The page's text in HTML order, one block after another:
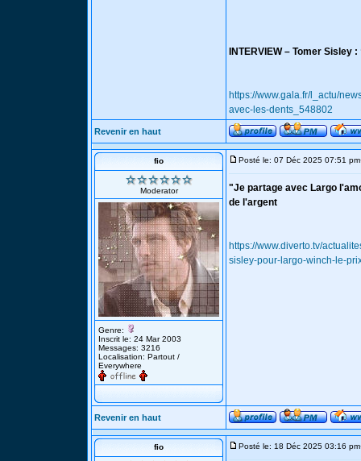
INTERVIEW – Tomer
https://www.gala.fr/l_actu/
avec-les-dents_548802
Revenir en haut
fio
Moderator
Genre:
Inscrit le: 24 Mar 2003
Messages: 3216
Localisation: Partout /
Everywhere
Posté le: 07 Déc 2025 07:51 pm
"Je partage avec Largo
de l'argent
https://www.diverto.tv/
sisley-pour-largo-winch-le-
Revenir en haut
fio Posté le: 18 Déc 2025 03:16 pm